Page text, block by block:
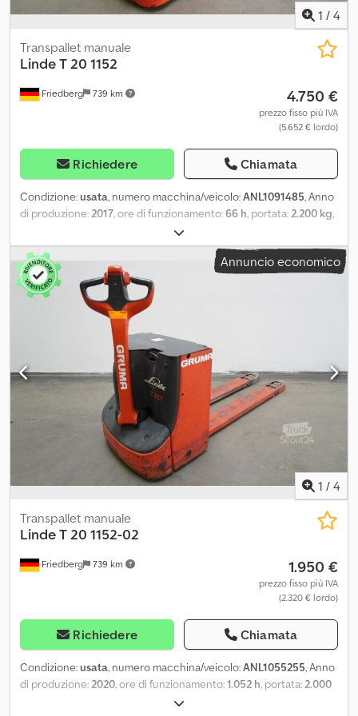
1 / 4
Friedberg 739 km
Transpallet manuale
LindeT 20 1152
4.750 €
prezzo fisso più IVA
(5.652 € lordo)
Richiedere Chiamata
Condizione:usata, numero macchina/veicolo:ANL1091485, Anno
di produzione: 2017 , ore di funzionamento:66 h , portata: 2.200 kg
300 mm, sollevamento libero:
baricentro del carico:600 mm, tipo di montante:Simplex,
capacità della batteria:
, tensione della batteria:24 V,
larghezza del telaio portaforcelle:
forche:
900 mm , peso a vuoto:
larghezza totale:720 mm, carburante:
circolazione elettrolitica sulla batteria Dwodpfx Amoy E Ahbo Aja -
Connettore veicolo MRC 80A - Cambio batteria verticale - Benna
525/900 - SafetySpeed - Marcia lenta - Controllo accesso: codice
PIN - ROTABATT - Portata 2.200 kg - Adatto per BR 387 e 388 -
Batterie con 4+5 PzS - Larghezza delle forche 525 mm -
Sollevamento da 150 a 300 mm - LSP 0.6
Annuncio economico
1 / 4
Friedberg 739 km
Transpallet manuale
LindeT 20 1152-02
1.950 €
prezzo fisso più IVA
(2.320 € lordo)
Richiedere Chiamata
Condizione:usata, numero macchina/veicolo:ANL1055255, Anno
di produzione:2020, ore di funzionamento:1.052 h, portata:2.000
600 mm